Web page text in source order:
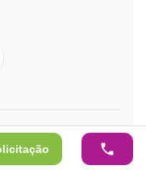
emUK FR-DE-